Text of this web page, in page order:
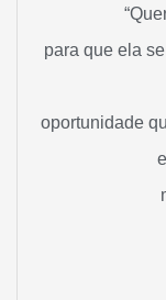
para que ela
oportunidade